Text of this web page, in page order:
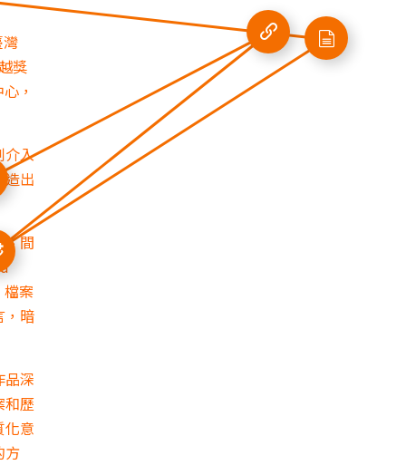
獎
，
介入
造出
、間
檔案
，暗
品深
和歷
化意
方